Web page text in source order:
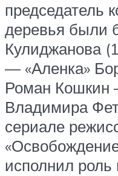
председатель
деревья были
Кулиджанова
— «Аленка»
Роман Кошкин
Владимира
сериале
исполнил